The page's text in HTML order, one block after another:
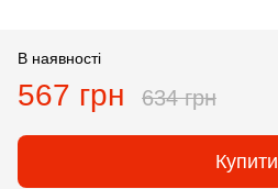
В наявності
567 грн 634 грн
Купити